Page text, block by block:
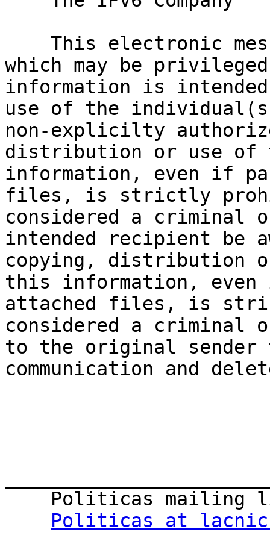
which may be
information is
use of the
non-explicilty
distribution or use of
information, even if
files, is strictly
considered a criminal
intended recipient be
copying, distribution
this information,
attached files, is
considered a criminal
to the original sender
communication and
Politicas at